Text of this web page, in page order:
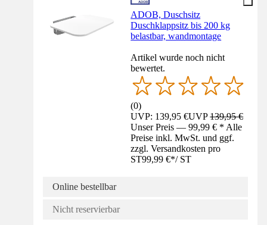
ADOB, Duschsitz
Duschklappsitz bis 200 kg
belastbar, wandmontage
Artikel wurde noch nicht
bewertet.
(0)
UVP: 139,95 €UVP139,95 €
Unser Preis — 99,99 € * Alle
Preise inkl. MwSt. und ggf.
zzgl. Versandkosten pro
ST99,99 €*/ ST
Online bestellbar
Nicht reservierbar